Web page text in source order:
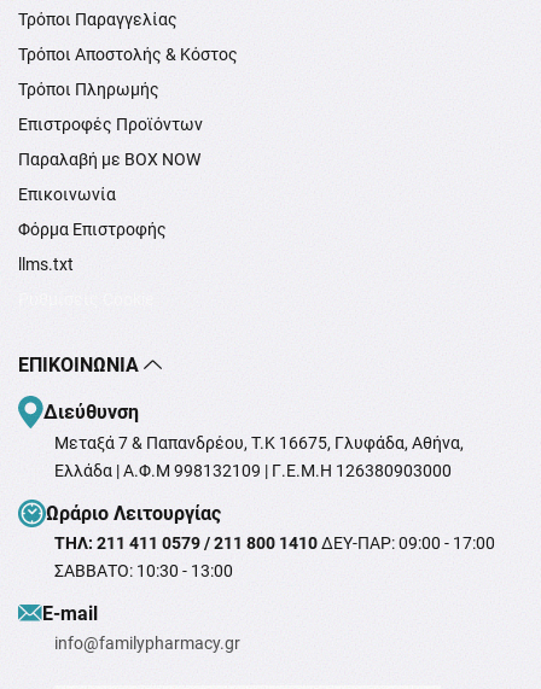
Τρόποι Παραγγελίας
Τρόποι Αποστολής & Κόστος
Τρόποι Πληρωμής
Επιστροφές Προϊόντων
Παραλαβή με BOX NOW
Επικοινωνία
Φόρμα Επιστροφής
llms.txt
ΕΠΙΚΟΙΝΩΝΊΑ
Διεύθυνση
Μεταξά 7 & Παπανδρέου, T.K 16675, Γλυφάδα, Αθήνα,
Ελλάδα | Α.Φ.Μ 998132109 | Γ.Ε.Μ.Η 126380903000
Ωράριο Λειτουργίας
ΤΗΛ: 211 411 0579 / 211 800 1410ΔΕΥ-ΠΑΡ: 09:00 - 17:00
ΣΑΒΒΑΤΟ: 10:30 - 13:00
Ε-mail
info@familypharmacy.gr